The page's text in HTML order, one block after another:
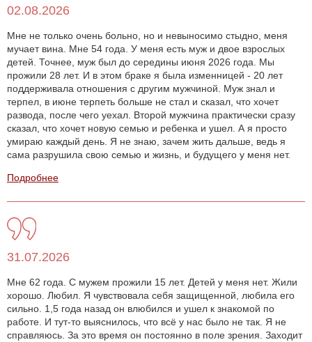
02.08.2026
Мне не только очень больно, но и невыносимо стыдно, меня
мучает вина. Мне 54 года. У меня есть муж и двое взрослых
детей. Точнее, муж был до середины июня 2026 года. Мы
прожили 28 лет. И в этом браке я была изменницей - 20 лет
поддерживала отношения с другим мужчиной. Муж знал и
терпел, в июне терпеть больше не стал и сказал, что хочет
развода, после чего уехал. Второй мужчина практически сразу
сказал, что хочет новую семью и ребенка и ушел. А я просто
умираю каждый день. Я не знаю, зачем жить дальше, ведь я
сама разрушила свою семью и жизнь, и будущего у меня нет.
Подробнее
31.07.2026
Мне 62 года. С мужем прожили 15 лет. Детей у меня нет. Жили
хорошо. Любил. Я чувствовала себя защищенной, любила его
сильно. 1,5 года назад он влюбился и ушел к знакомой по
работе. И тут-то выяснилось, что всё у нас было не так. Я не
справляюсь. За это время он постоянно в поле зрения. Заходит